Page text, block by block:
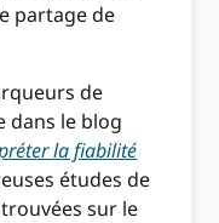
partage de
de
dans le blog
la fiabilité
études de
sur le